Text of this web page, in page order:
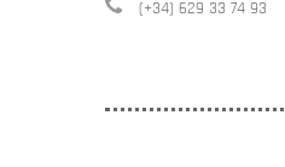
(+34) 629 33 74 93